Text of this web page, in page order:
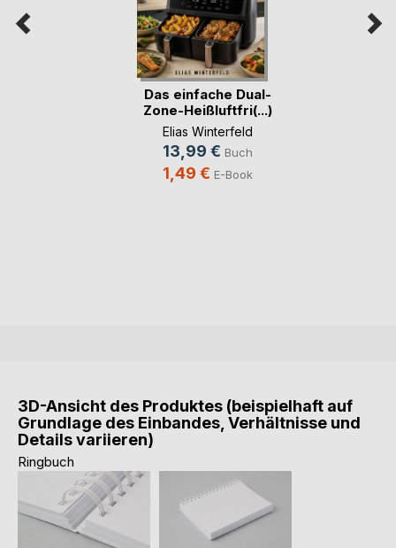
Das einfache Dual-
Zone-Heißluftfri(...)
Elias Winterfeld
13,99 € Buch
1,49 € E-Book
3D-Ansicht des Produktes (beispielhaft auf
Grundlage des Einbandes, Verhältnisse und
Details variieren)
Ringbuch